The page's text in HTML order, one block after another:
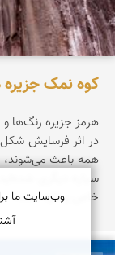
کوه نمک جزیره
هرمز جزیره‌
در اثر فرسایش شکل
همه باعث می‌شوند،
سیاره‌ دیگری
خاص و تازه است.
وب‌سایت ما